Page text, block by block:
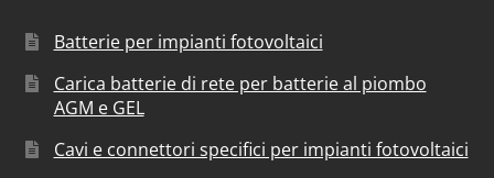
Batterie per impianti fotovoltaici
Carica batterie di rete per batterie al piombo
AGM e GEL
Cavi e connettori specifici per impianti fotovoltaici